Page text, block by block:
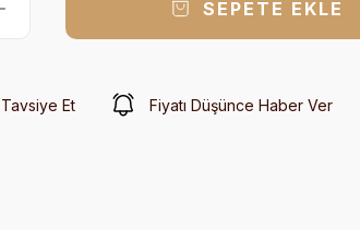
SEPETE EKLE
Tavsiye Et Fiyatı Düşünce Haber Ver